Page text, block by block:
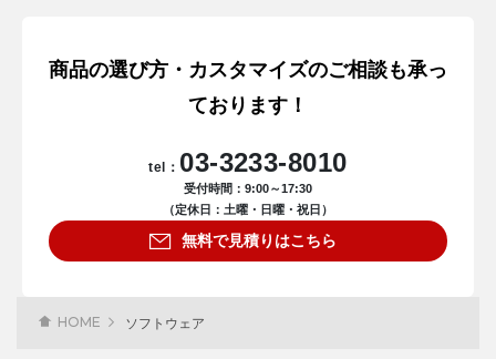
商品の選び方・カスタマイズのご相談も承っ
ております！
tel： 03-3233-8010
受付時間：9:00～17:30
（定休日：土曜・日曜・祝日）
無料で見積りはこちら
HOME ソフトウェア